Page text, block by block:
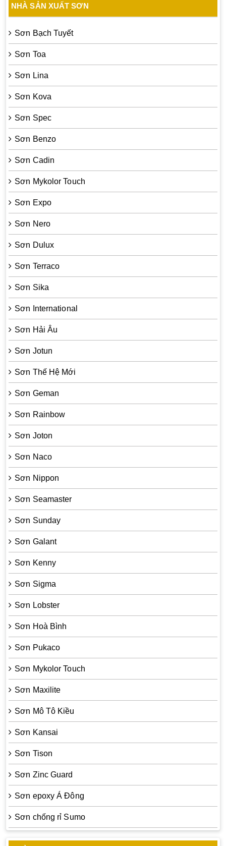
NHÀ SẢN XUẤT SƠN
Sơn Bạch Tuyết
Sơn Toa
Sơn Lina
Sơn Kova
Sơn Spec
Sơn Benzo
Sơn Cadin
Sơn Mykolor Touch
Sơn Expo
Sơn Nero
Sơn Dulux
Sơn Terraco
Sơn Sika
Sơn International
Sơn Hải Âu
Sơn Jotun
Sơn Thế Hệ Mới
Sơn Geman
Sơn Rainbow
Sơn Joton
Sơn Naco
Sơn Nippon
Sơn Seamaster
Sơn Sunday
Sơn Galant
Sơn Kenny
Sơn Sigma
Sơn Lobster
Sơn Hoà Bình
Sơn Pukaco
Sơn Mykolor Touch
Sơn Maxilite
Sơn Mô Tô Kiều
Sơn Kansai
Sơn Tison
Sơn Zinc Guard
Sơn epoxy Á Đông
Sơn chống rỉ Sumo